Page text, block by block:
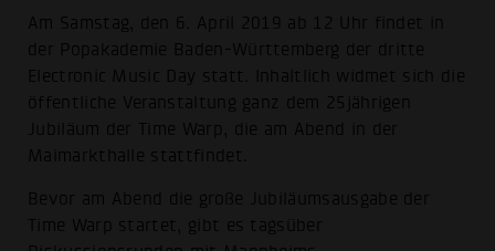
Am Samstag, den 6. April 2019 ab 12 Uhr findet in
der Popakademie Baden-Württemberg der dritte
Electronic Music Day statt. Inhaltlich widmet sich die
öffentliche Veranstaltung ganz dem 25jährigen
Jubiläum der Time Warp, die am Abend in der
Maimarkthalle stattfindet.
Bevor am Abend die große Jubiläumsausgabe der
Time Warp startet, gibt es tagsüber